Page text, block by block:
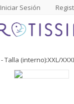
Iniciar Sesión